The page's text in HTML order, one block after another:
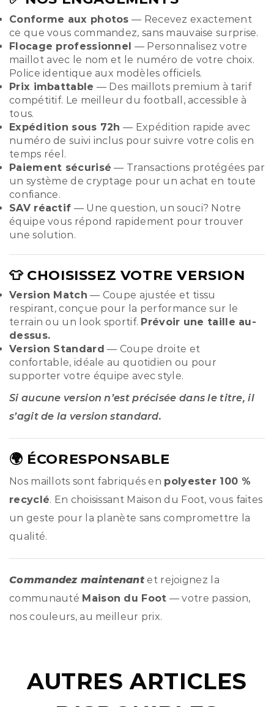
Conforme aux photos — Recevez exactement
ce que vous commandez, sans mauvaise surprise.
Flocage professionnel — Personnalisez votre
maillot avec le nom et le numéro de votre choix.
Police identique aux modèles officiels.
Prix imbattable — Des maillots premium à tarif
compétitif. Le meilleur du football, accessible à
tous.
Expédition sous 72h — Expédition rapide avec
numéro de suivi inclus pour suivre votre colis en
temps réel.
Paiement sécurisé — Transactions protégées par
un système de cryptage pour un achat en toute
confiance.
SAV réactif — Une question, un souci? Notre
équipe vous répond rapidement pour trouver
une solution.
👕 CHOISISSEZ VOTRE VERSION
Version Match — Coupe ajustée et tissu
respirant, conçue pour la performance sur le
terrain ou un look sportif. Prévoir une taille au-
dessus.
Version Standard — Coupe droite et
confortable, idéale au quotidien ou pour
supporter votre équipe avec style.
Si aucune version n’est précisée dans le titre, il
s’agit de la version standard.
🌍 ÉCORESPONSABLE
Nos maillots sont fabriqués en polyester 100 %
recyclé. En choisissant Maison du Foot, vous faites
un geste pour la planète sans compromettre la
qualité.
Commandez maintenant et rejoignez la
communauté Maison du Foot — votre passion,
nos couleurs, au meilleur prix.
AUTRES ARTICLES